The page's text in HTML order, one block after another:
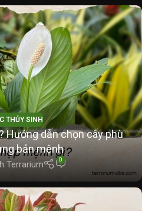
THỦY SINH
Hướng dẫn chọn cây phù
bản mệnh
Terrarium 0